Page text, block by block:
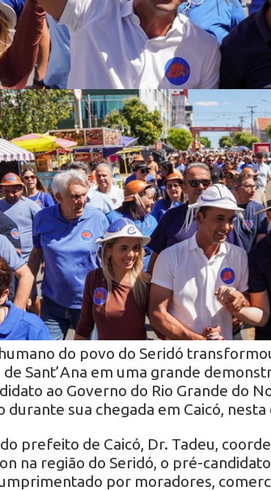
do povo do Seridó
de Sant’Ana em uma grande
ao Governo do Rio Grande do
durante sua chegada em Caicó,
prefeito de Caicó, Dr. Tadeu,
na região do Seridó, o pré-
por moradores,